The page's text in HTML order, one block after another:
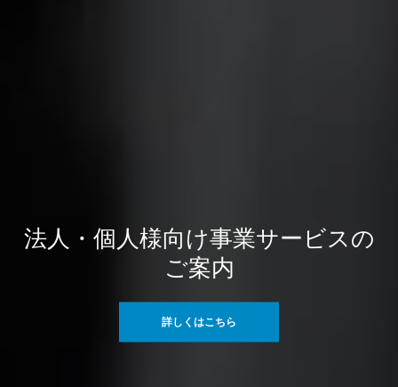
法人・個人様向け事業サービスの
ご案内
詳しくはこちら